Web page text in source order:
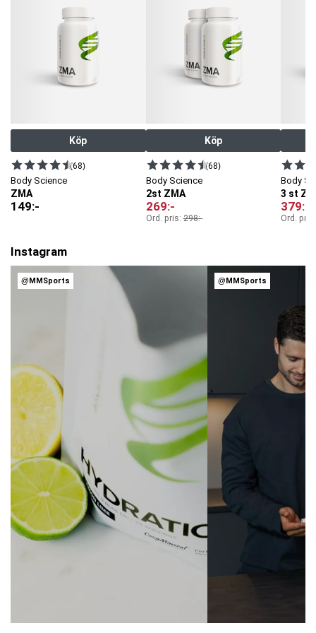
Köp
(68)
Body Science
ZMA
149:-
Köp
(68)
Body Science
2st ZMA
269:-
Ord. pris:298:-
Body
3 st
379:-
Ord.
Instagram
@MMSports @MMSports